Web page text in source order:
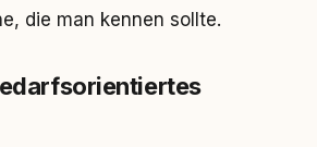
die man kennen sollte.